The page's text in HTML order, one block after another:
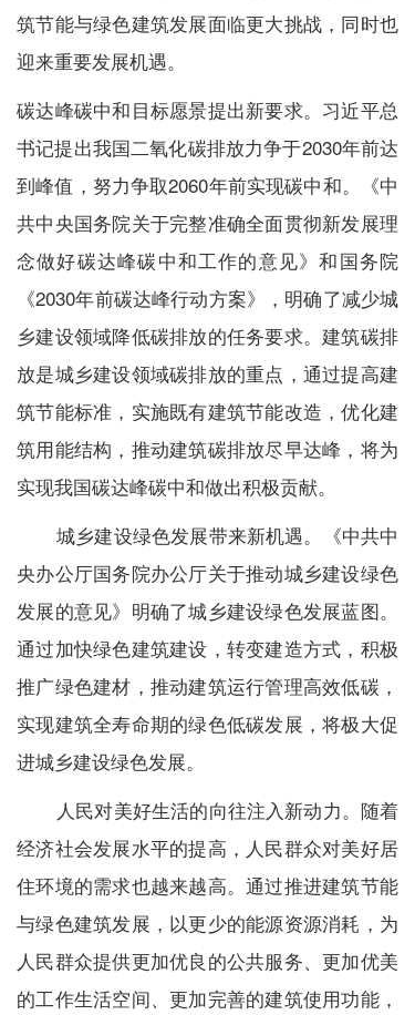
筑节能与绿色建筑发展面临更大挑战，同时也
迎来重要发展机遇。
碳达峰碳中和目标愿景提出新要求。习近平总
书记提出我国二氧化碳排放力争于2030年前达
到峰值，努力争取2060年前实现碳中和。《中
共中央国务院关于完整准确全面贯彻新发展理
念做好碳达峰碳中和工作的意见》和国务院
《2030年前碳达峰行动方案》，明确了减少城
乡建设领域降低碳排放的任务要求。建筑碳排
放是城乡建设领域碳排放的重点，通过提高建
筑节能标准，实施既有建筑节能改造，优化建
筑用能结构，推动建筑碳排放尽早达峰，将为
实现我国碳达峰碳中和做出积极贡献。
城乡建设绿色发展带来新机遇。《中共中
央办公厅国务院办公厅关于推动城乡建设绿色
发展的意见》明确了城乡建设绿色发展蓝图。
通过加快绿色建筑建设，转变建造方式，积极
推广绿色建材，推动建筑运行管理高效低碳，
实现建筑全寿命期的绿色低碳发展，将极大促
进城乡建设绿色发展。
人民对美好生活的向往注入新动力。随着
经济社会发展水平的提高，人民群众对美好居
住环境的需求也越来越高。通过推进建筑节能
与绿色建筑发展，以更少的能源资源消耗，为
人民群众提供更加优良的公共服务、更加优美
的工作生活空间、更加完善的建筑使用功能，